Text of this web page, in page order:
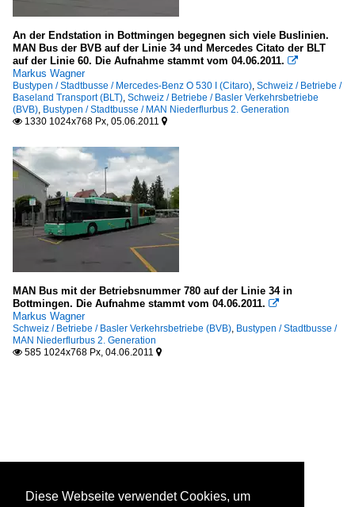
An der Endstation in Bottmingen begegnen sich viele Buslinien.
MAN Bus der BVB auf der Linie 34 und Mercedes Citato der BLT
auf der Linie 60. Die Aufnahme stammt vom 04.06.2011. 
Markus Wagner
Bustypen / Stadtbusse / Mercedes-Benz O 530 I (Citaro), Schweiz / Betriebe /
Baseland Transport (BLT), Schweiz / Betriebe / Basler Verkehrsbetriebe
(BVB), Bustypen / Stadtbusse / MAN Niederflurbus 2. Generation
 1330 1024x768 Px, 05.06.2011 
MAN Bus mit der Betriebsnummer 780 auf der Linie 34 in
Bottmingen. Die Aufnahme stammt vom 04.06.2011. 
Markus Wagner
Schweiz / Betriebe / Basler Verkehrsbetriebe (BVB), Bustypen / Stadtbusse /
MAN Niederflurbus 2. Generation
 585 1024x768 Px, 04.06.2011 
Diese Webseite verwendet Cookies, um